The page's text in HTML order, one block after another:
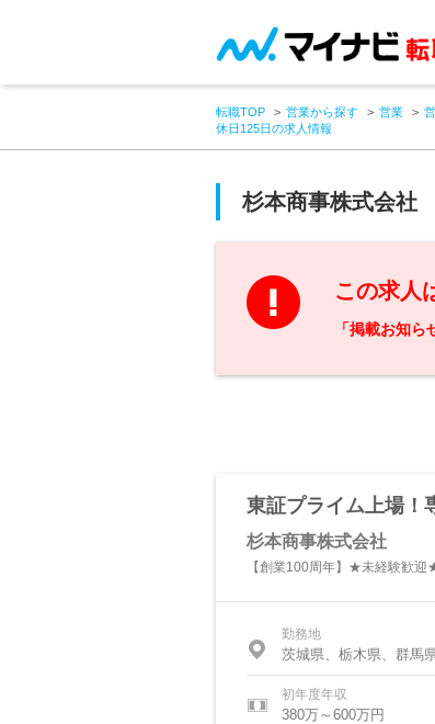
転職TOP 営業から探す 営業
休日125日の求人情報
杉本商事株式会社
この求人
「掲載お知
東証プライム上場！
杉本商事株式会社
【創業100周年】★未経験歓
勤務地
茨城県、栃木県、群馬
初年度年収
380万～600万円